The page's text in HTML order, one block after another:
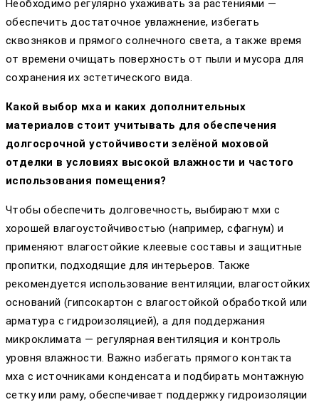
Необходимо регулярно ухаживать за растениями —
обеспечить достаточное увлажнение, избегать
сквозняков и прямого солнечного света, а также время
от времени очищать поверхность от пыли и мусора для
сохранения их эстетического вида.
Какой выбор мха и каких дополнительных
материалов стоит учитывать для обеспечения
долгосрочной устойчивости зелёной моховой
отделки в условиях высокой влажности и частого
использования помещения?
Чтобы обеспечить долговечность, выбирают мхи с
хорошей влагоустойчивостью (например, сфагнум) и
применяют влагостойкие клеевые составы и защитные
пропитки, подходящие для интерьеров. Также
рекомендуется использование вентиляции, влагостойких
оснований (гипсокартон с влагостойкой обработкой или
арматура с гидроизоляцией), а для поддержания
микроклимата — регулярная вентиляция и контроль
уровня влажности. Важно избегать прямого контакта
мха с источниками конденсата и подбирать монтажную
сетку или раму, обеспечивает поддержку гидроизоляции